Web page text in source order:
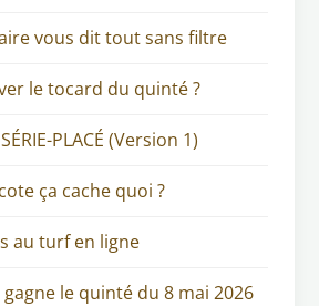
vous dit tout sans filtre
le tocard du quinté ?
PLACÉ (Version 1)
ça cache quoi ?
au turf en ligne
le quinté du 8 mai 2026